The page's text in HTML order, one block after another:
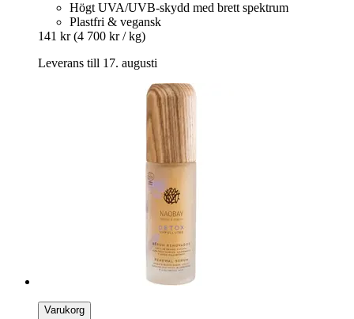
Högt UVA/UVB-skydd med brett spektrum
Plastfri & vegansk
141 kr (4 700 kr / kg)
Leverans till 17. augusti
Varukorg